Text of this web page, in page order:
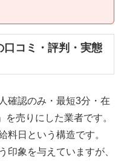
口コミ・評判・実態
確認のみ・最短3分・在
売りにした業者です。
料日という構造です。
印象を与えていますが、